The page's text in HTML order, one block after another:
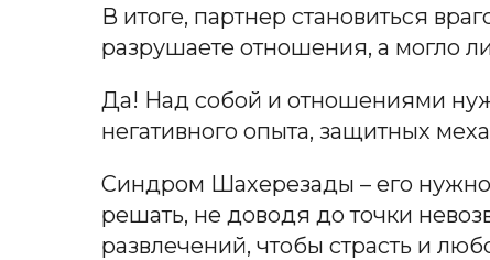
В итоге, партнер становиться
разрушаете отношения, а могло
Да! Над собой и отношениями
негативного опыта, защитных
Синдром Шахерезады – его
решать, не доводя до точки
развлечений, чтобы страсть и